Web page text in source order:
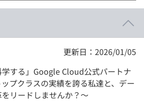
更新日：2026/01/05
する」Google Cloud公式パートナ
プクラスの実績を誇る私達と、デー
リードしませんか？～